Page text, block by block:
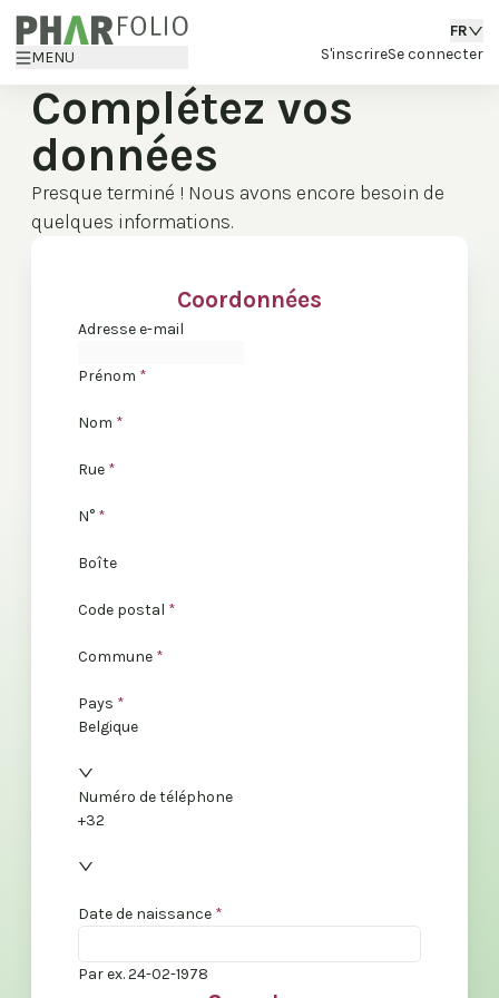
MENU
FR
S'inscrireSe connecter
Complétez vos
données
Presque terminé ! Nous avons encore besoin de
quelques informations.
Coordonnées
Adresse e-mail
Prénom *
Nom *
Rue *
N° *
Boîte
Code postal *
Commune *
Pays *
Belgique
Numéro de téléphone
+32
Date de naissance *
Par ex. 24-02-1978